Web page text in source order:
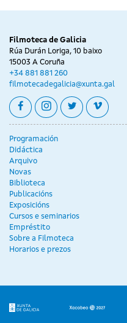
Filmoteca de Galicia
Rúa Durán Loriga, 10 baixo
15003 A Coruña
+34 881 881 260
filmotecadegalicia@xunta.gal
facebookinstagram
twittervimeo
Programación
Didáctica
Arquivo
Novas
Biblioteca
Publicacións
Exposicións
Cursos e seminarios
Empréstito
Sobre a Filmoteca
Horarios e prezos